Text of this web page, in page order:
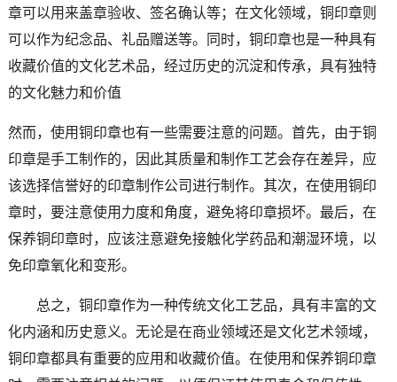
章可以用来盖章验收、签名确认等；在文化领域，铜印章则
可以作为纪念品、礼品赠送等。同时，铜印章也是一种具有
收藏价值的文化艺术品，经过历史的沉淀和传承，具有独特
的文化魅力和价值
然而，使用铜印章也有一些需要注意的问题。首先，由于铜
印章是手工制作的，因此其质量和制作工艺会存在差异，应
该选择信誉好的印章制作公司进行制作。其次，在使用铜印
章时，要注意使用力度和角度，避免将印章损坏。最后，在
保养铜印章时，应该注意避免接触化学药品和潮湿环境，以
免印章氧化和变形。
总之，铜印章作为一种传统文化工艺品，具有丰富的文
化内涵和历史意义。无论是在商业领域还是文化艺术领域，
铜印章都具有重要的应用和收藏价值。在使用和保养铜印章